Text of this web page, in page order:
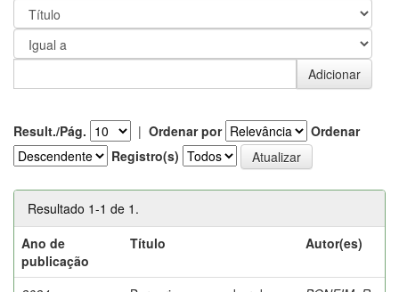
Result./Pág. | Ordenar por
Ordenar
Registro(s)
Resultado 1-1 de 1.
Ano de
publicação
Título Autor(es)